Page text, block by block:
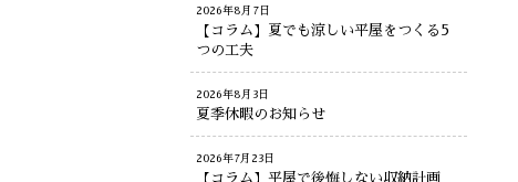
2026年8月7日
【コラム】夏でも涼しい平屋をつくる5
つの工夫
2026年8月3日
夏季休暇のお知らせ
2026年7月23日
【コラム】平屋で後悔しない収納計画